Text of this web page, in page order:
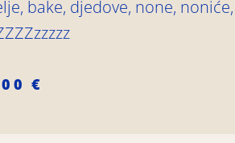
bake, djedove, none,
€